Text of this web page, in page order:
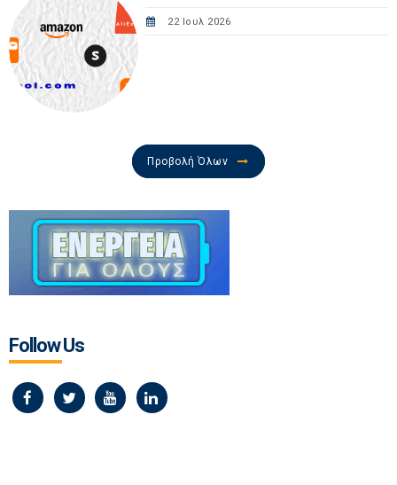
22 Ιουλ 2026
Προβολή Όλων
Follow Us